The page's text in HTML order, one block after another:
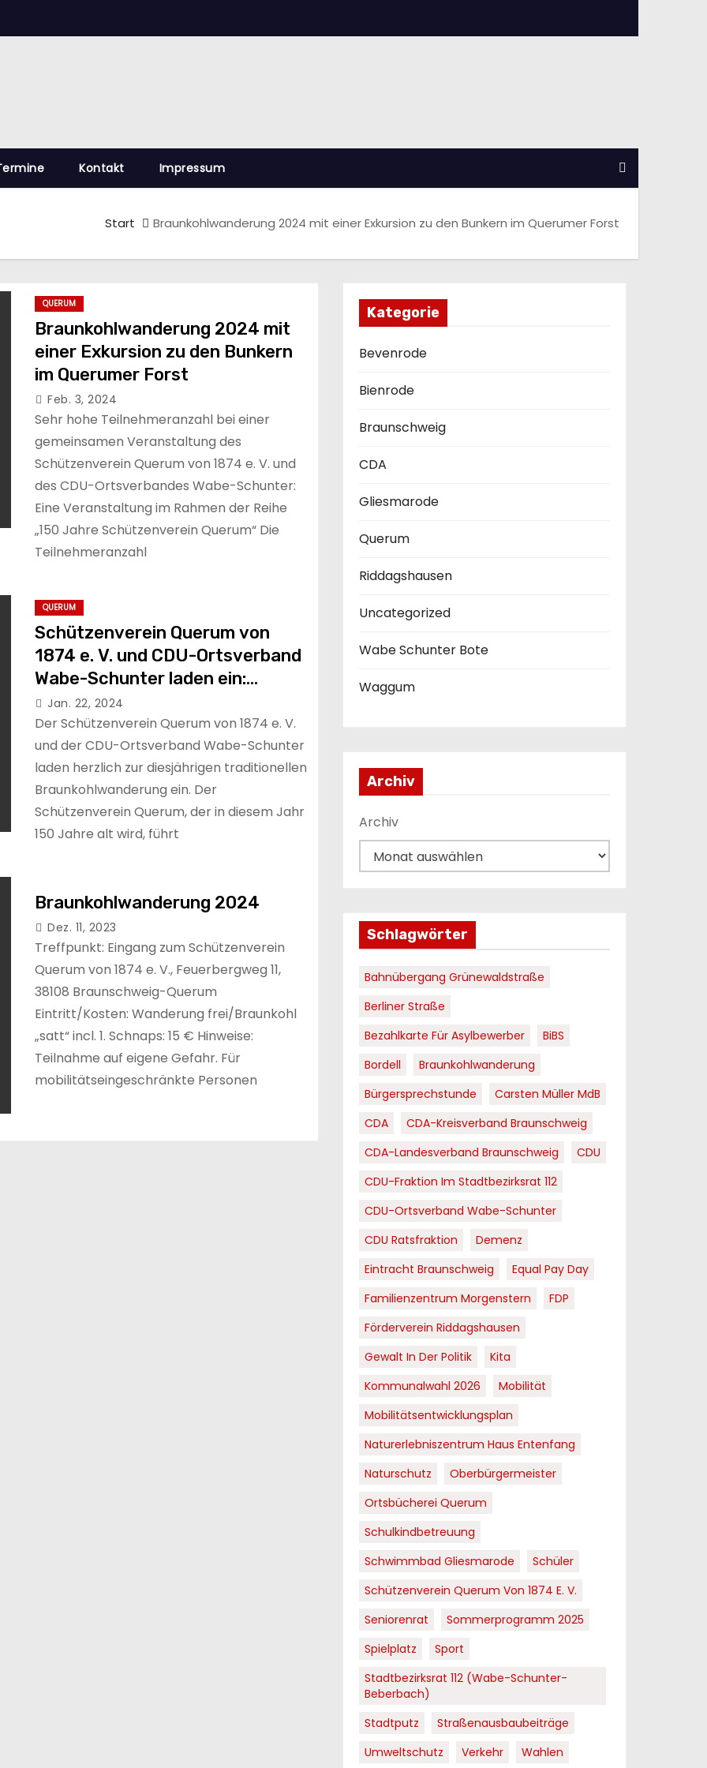
Kontakt Impressum
Start Braunkohlwanderung 2024 mit einer Exkursion zu den Bunkern im Querumer Forst
QUERUM
Braunkohlwanderung 2024 mit
einer Exkursion zu den Bunkern
im Querumer Forst
Feb. 3, 2024
Sehr hohe Teilnehmeranzahl bei einer
gemeinsamen Veranstaltung des
Schützenverein Querum von 1874 e. V. und
des CDU-Ortsverbandes Wabe-Schunter:
Eine Veranstaltung im Rahmen der Reihe
„150 Jahre Schützenverein Querum“ Die
Teilnehmeranzahl
QUERUM
Schützenverein Querum von
1874 e. V. und CDU-Ortsverband
Wabe-Schunter laden ein:
Braunkohlwanderung 2024!
Jan. 22, 2024
Der Schützenverein Querum von 1874 e. V.
und der CDU-Ortsverband Wabe-Schunter
laden herzlich zur diesjährigen traditionellen
Braunkohlwanderung ein. Der
Schützenverein Querum, der in diesem Jahr
150 Jahre alt wird, führt
Braunkohlwanderung 2024
Dez. 11, 2023
Treffpunkt: Eingang zum Schützenverein
Querum von 1874 e. V., Feuerbergweg 11,
38108 Braunschweig-Querum
Eintritt/Kosten: Wanderung frei/Braunkohl
„satt“ incl. 1. Schnaps: 15 € Hinweise:
Teilnahme auf eigene Gefahr. Für
mobilitätseingeschränkte Personen
Kategorie
Bevenrode
Bienrode
Braunschweig
CDA
Gliesmarode
Querum
Riddagshausen
Uncategorized
Wabe Schunter Bote
Waggum
Archiv
Archiv
Schlagwörter
Bahnübergang Grünewaldstraße
Berliner Straße
Bezahlkarte Für Asylbewerber
BiBS
Bordell
Braunkohlwanderung
Bürgersprechstunde
Carsten Müller MdB
CDA
CDA-Kreisverband Braunschweig
CDA-Landesverband Braunschweig
CDU
CDU-Fraktion Im Stadtbezirksrat 112
CDU-Ortsverband Wabe-Schunter
CDU Ratsfraktion
Demenz
Eintracht Braunschweig
Equal Pay Day
Familienzentrum Morgenstern
FDP
Förderverein Riddagshausen
Gewalt In Der Politik
Kita
Kommunalwahl 2026
Mobilität
Mobilitätsentwicklungsplan
Naturerlebniszentrum Haus Entenfang
Naturschutz
Oberbürgermeister
Ortsbücherei Querum
Schulkindbetreuung
Schwimmbad Gliesmarode
Schüler
Schützenverein Querum Von 1874 E. V.
Seniorenrat
Sommerprogramm 2025
Spielplatz
Sport
Stadtbezirksrat 112 (Wabe-Schunter-
Beberbach)
Stadtputz
Straßenausbaubeiträge
Umweltschutz
Verkehr Wahlen